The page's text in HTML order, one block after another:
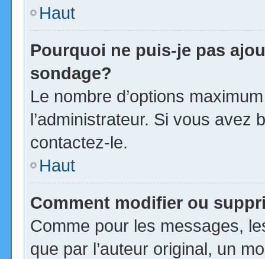
Haut
Pourquoi ne puis-je pas
sondage?
Le nombre d’options
l’administrateur. Si vous avez
contactez-le.
Haut
Comment modifier ou
Comme pour les messages,
que par l’auteur original, un